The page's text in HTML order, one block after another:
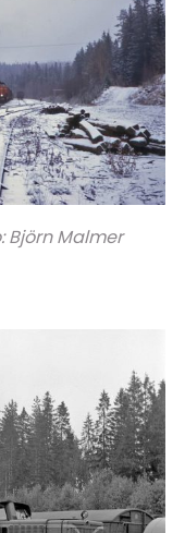
Björn Malmer